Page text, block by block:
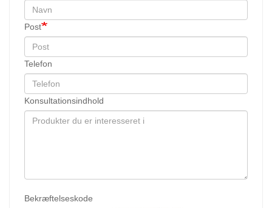
Post
Telefon
Konsultationsindhold
Bekræftelseskode